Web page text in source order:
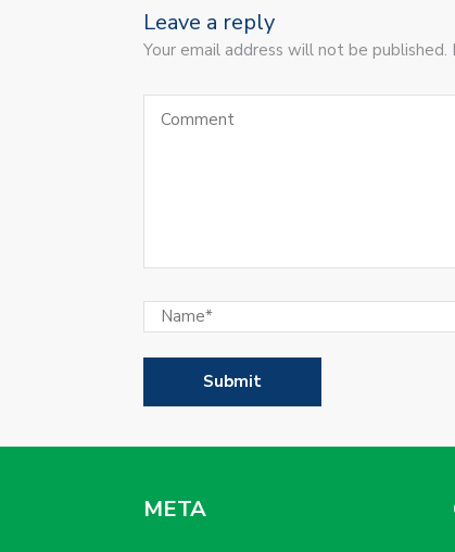
Leave a reply
Your email address will not be
META